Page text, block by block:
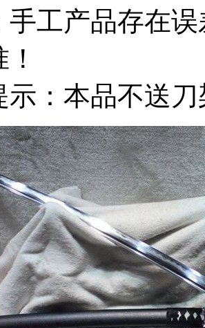
手工产品存在
示：本品不送刀